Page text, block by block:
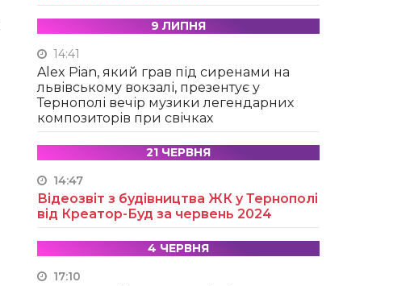
9 ЛИПНЯ
14:41
Alex Pian, який грав під сиренами на
львівському вокзалі, презентує у
Тернополі вечір музики легендарних
композиторів при свічках
21 ЧЕРВНЯ
14:47
Відеозвіт з будівництва ЖК у Тернополі
від Креатор-Буд за червень 2024
4 ЧЕРВНЯ
17:10